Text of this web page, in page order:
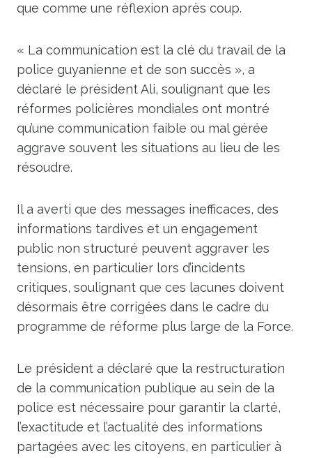
que comme une réflexion après coup.
« La communication est la clé du travail de la
police guyanienne et de son succès », a
déclaré le président Ali, soulignant que les
réformes policières mondiales ont montré
qu’une communication faible ou mal gérée
aggrave souvent les situations au lieu de les
résoudre.
Il a averti que des messages inefficaces, des
informations tardives et un engagement
public non structuré peuvent aggraver les
tensions, en particulier lors d’incidents
critiques, soulignant que ces lacunes doivent
désormais être corrigées dans le cadre du
programme de réforme plus large de la Force.
Le président a déclaré que la restructuration
de la communication publique au sein de la
police est nécessaire pour garantir la clarté,
l’exactitude et l’actualité des informations
partagées avec les citoyens, en particulier à